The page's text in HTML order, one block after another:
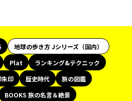
地球の歩き方 Jシリーズ（国内）
Plat
ランキング&テクニック
朱印 歴史時代
旅の図鑑
BOOKS 旅の名言＆絶景